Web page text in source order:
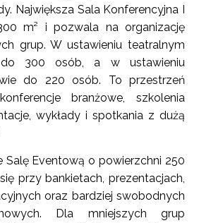
Największa Sala Konferencyjna I
m² i pozwala na organizację
grup. W ustawieniu teatralnym
300 osób, a w ustawieniu
do 220 osób. To przestrzeń
branżowe, szkolenia
wykłady i spotkania z dużą
Salę Eventową o powierzchni 250
przy bankietach, prezentacjach,
oraz bardziej swobodnych
Dla mniejszych grup